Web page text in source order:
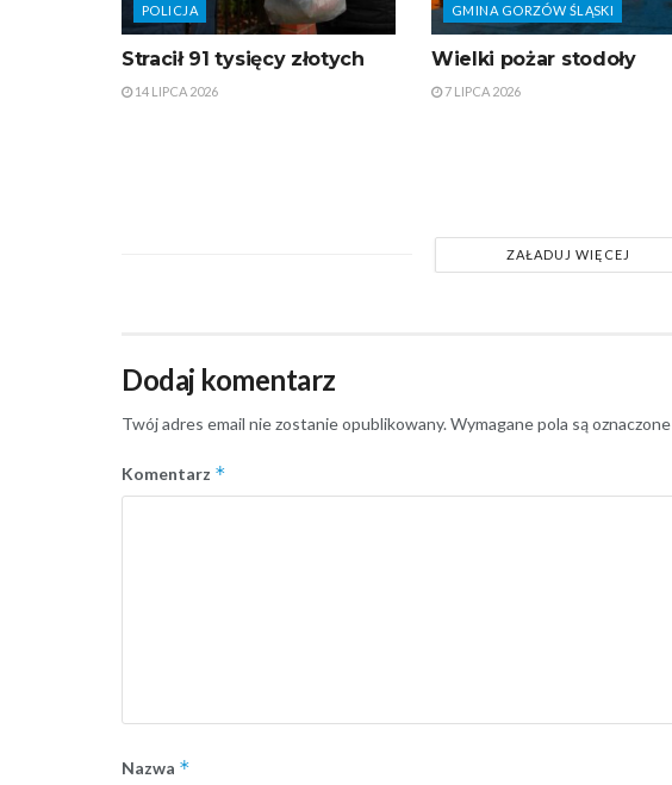
POLICJA
Stracił 91 tysięcy złotych
14 LIPCA 2026
GMINA GORZÓW ŚLĄSKI
Wielki pożar stodoły
7 LIPCA 2026
ZAŁADUJ WIĘCEJ
Dodaj komentarz
Twój adres email nie zostanie opublikowany.Wymagane pola są oznaczone
Komentarz *
Nazwa *